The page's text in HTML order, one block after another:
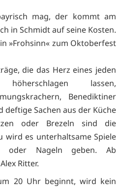
mag, der kommt am
in Schmidt auf seine Kosten.
»Frohsinn« zum Oktoberfest
die das Herz eines jeden
höherschlagen lassen,
Benediktiner
deftige Sachen aus der Küche
oder Brezeln sind die
wird es unterhaltsame Spiele
oder Nageln geben. Ab
Ritter.
20 Uhr beginnt, wird kein